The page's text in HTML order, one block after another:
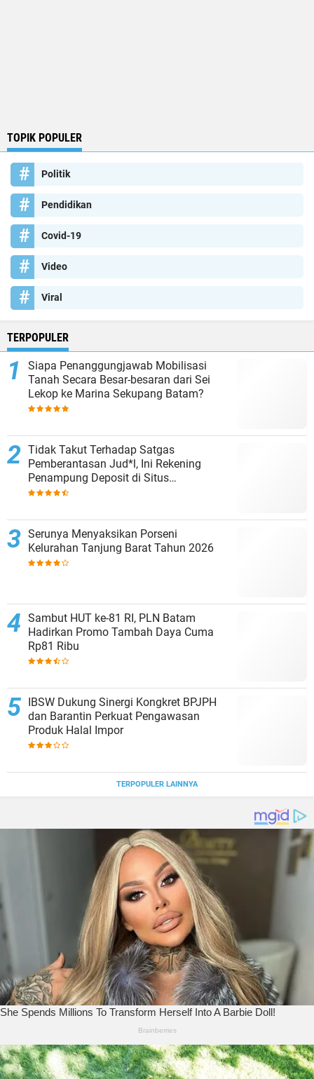
TOPIK POPULER
Politik
Pendidikan
Covid-19
Video
Viral
TERPOPULER
Siapa Penanggungjawab Mobilisasi
Tanah Secara Besar-besaran dari Sei
Lekop ke Marina Sekupang Batam?
Tidak Takut Terhadap Satgas
Pemberantasan Jud*l, Ini Rekening
Penampung Deposit di Situs
MENARA4D
Serunya Menyaksikan Porseni
Kelurahan Tanjung Barat Tahun 2026
Sambut HUT ke-81 RI, PLN Batam
Hadirkan Promo Tambah Daya Cuma
Rp81 Ribu
IBSW Dukung Sinergi Kongkret BPJPH
dan Barantin Perkuat Pengawasan
Produk Halal Impor
TERPOPULER LAINNYA